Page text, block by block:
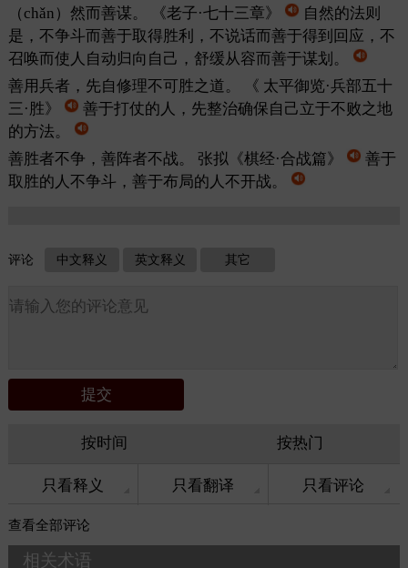
（chǎn）然而善谋。
《老子·七十三章》
自然的法则
是，不争斗而善于取得胜利，不说话而善于得到回应，不
召唤而使人自动归向自己，舒缓从容而善于谋划。
善用兵者，先自修理不可胜之道。
《 太平御览·兵部五十
三·胜》
善于打仗的人，先整治确保自己立于不败之地
的方法。
善胜者不争，善阵者不战。 张拟《棋经·合战篇》
善于
取胜的人不争斗，善于布局的人不开战。
评论 中文释义 英文释义 其它
按时间 按热门
只看释义 只看翻译 只看评论
查看全部评论
相关术语